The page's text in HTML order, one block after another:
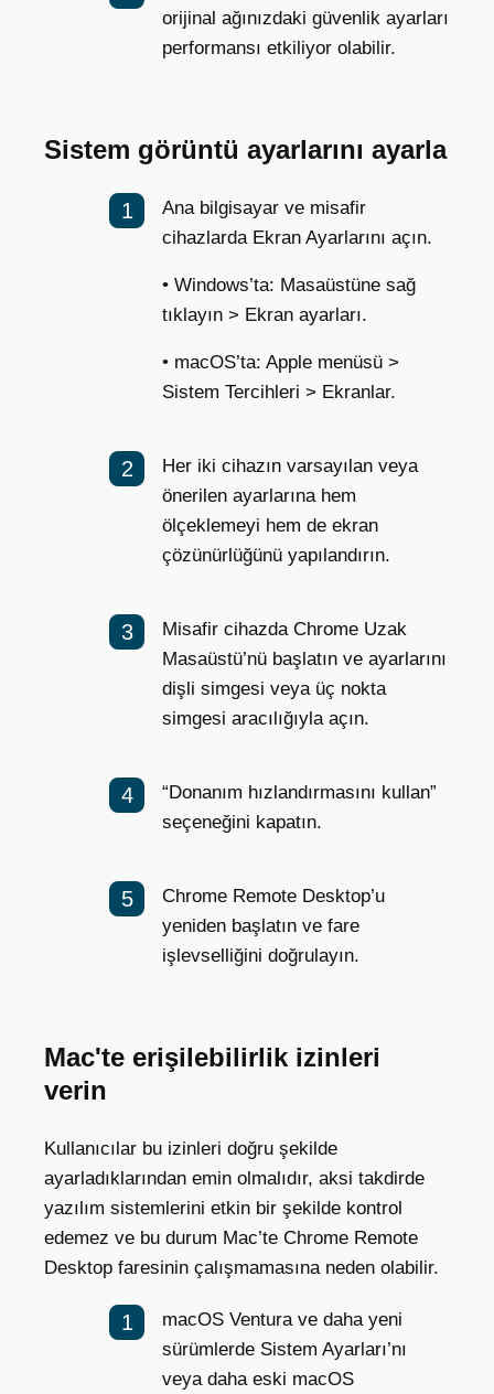
orijinal ağınızdaki güvenlik ayarları
performansı etkiliyor olabilir.
Sistem görüntü ayarlarını ayarla
Ana bilgisayar ve misafir
cihazlarda Ekran Ayarlarını açın.
• Windows’ta: Masaüstüne sağ
tıklayın > Ekran ayarları.
• macOS’ta: Apple menüsü >
Sistem Tercihleri > Ekranlar.
Her iki cihazın varsayılan veya
önerilen ayarlarına hem
ölçeklemeyi hem de ekran
çözünürlüğünü yapılandırın.
Misafir cihazda Chrome Uzak
Masaüstü’nü başlatın ve ayarlarını
dişli simgesi veya üç nokta
simgesi aracılığıyla açın.
“Donanım hızlandırmasını kullan”
seçeneğini kapatın.
Chrome Remote Desktop’u
yeniden başlatın ve fare
işlevselliğini doğrulayın.
Mac'te erişilebilirlik izinleri
verin
Kullanıcılar bu izinleri doğru şekilde
ayarladıklarından emin olmalıdır, aksi takdirde
yazılım sistemlerini etkin bir şekilde kontrol
edemez ve bu durum Mac’te Chrome Remote
Desktop faresinin çalışmamasına neden olabilir.
macOS Ventura ve daha yeni
sürümlerde Sistem Ayarları’nı
veya daha eski macOS